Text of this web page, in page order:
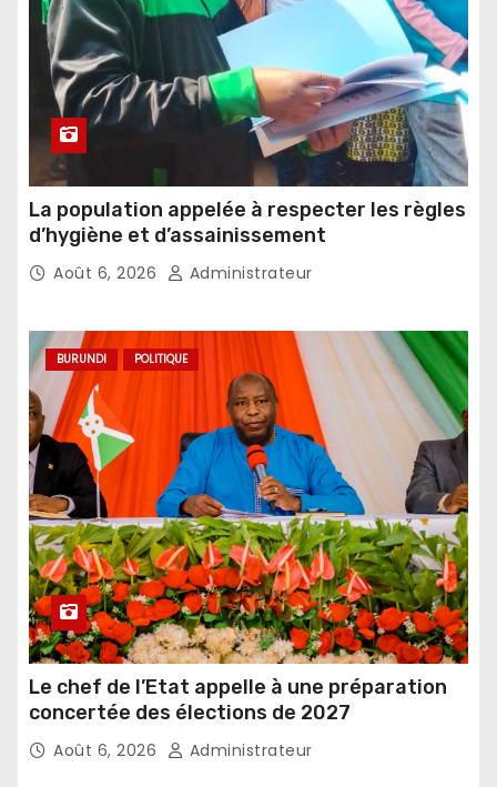
La population appelée à respecter les règles
d’hygiène et d’assainissement
Août 6, 2026 Administrateur
BURUNDI POLITIQUE
Le chef de l’Etat appelle à une préparation
concertée des élections de 2027
Août 6, 2026 Administrateur